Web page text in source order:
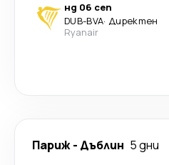
нд 06 сеп
DUB-BVA· Директен
Ryanair
Париж- Дъблин 5 дни